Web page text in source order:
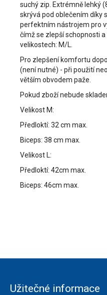
suchý zip. Extrémně lehký
skrývá pod oblečením díky
perfektním nástrojem pro
čímž se zlepší schopnosti
velikostech: M/L.
Pro zlepšení komfortu
(není nutné) - při použití
větším obvodem paže.
Pokud zboží nebude
Velikost M:
Předloktí: 32 cm max.
Biceps: 38 cm max.
Velikost L:
Předloktí: 42cm max.
Biceps: 46cm max.
Užitečné informace